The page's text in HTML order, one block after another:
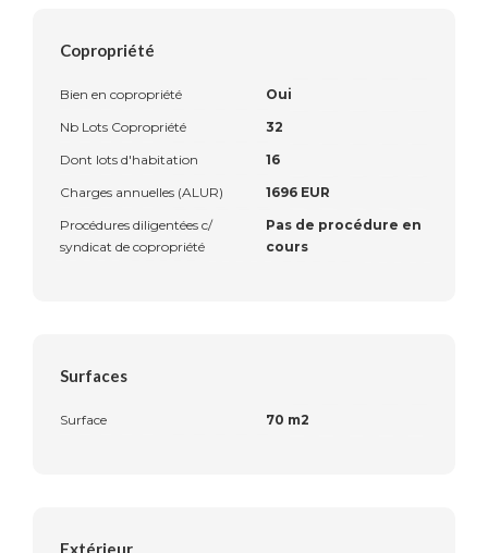
Copropriété
Bien en copropriété
Oui
Nb Lots Copropriété
32
Dont lots d'habitation
16
Charges annuelles (ALUR)
1696 EUR
Procédures diligentées c/
syndicat de copropriété
Pas de procédure en
cours
Surfaces
Surface 70 m2
Extérieur